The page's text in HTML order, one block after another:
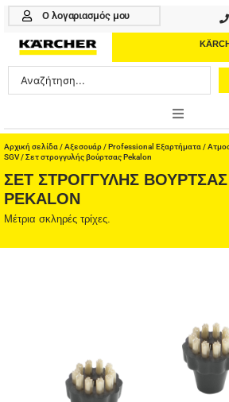
Μετάβαση
περιεχόμενο
Ο λογαριασμός μου
Search
...
ONLINE SHOP
HOME & GARDEN
PROFESSIONAL
ΑΞΕΣΟΥΑΡ
Αρχική σελίδα /Αξεσουάρ/Professional Εξαρτήματα /
SGV/ Σετ στρογγυλής βούρτσας Pekalon
ΣΕΤ ΣΤΡΟΓΓΥΛΉΣ ΒΟΎΡΤΣΑΣ
PEKALON
Μέτρια σκληρές τρίχες.